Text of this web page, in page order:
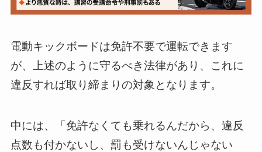
電動キックボードは免許不要で運転できます
が、上述のように守るべき法律があり、これに
違反すれば取り締まりの対象となります。
中には、「免許なくても乗れるんだから、違反
点数も付かないし、罰も受けないんじゃない